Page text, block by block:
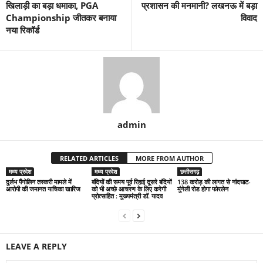
खिलाड़ी का बड़ा धमाका, PGA
Championship जीतकर बनाया
नया रिकॉर्ड
प्रशासन की मनमानी? लखनऊ में बड़ा
विवाद
admin
RELATED ARTICLES MORE FROM AUTHOR
मध्य प्रदेश
दुर्लभ पैंगोलिन तस्करी मामले में
आरोपी की जमानत याचिका खारिज
मध्य प्रदेश
बंदियों की समय पूर्व रिहाई दूसरे बंदियों
को भी अच्छे आचरण के लिए करेगी
प्रोत्साहित : मुख्यमंत्री डॉ. यादव
छत्तीसगढ़
138 करोड़ की लागत से नांदघाट-
मुंगेली रोड होगा फोरलेन
LEAVE A REPLY